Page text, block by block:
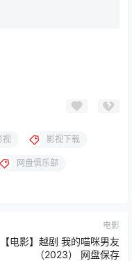
视 影视下载
网盘俱乐部
电影
【电影】越剧 我的喵咪男友
（2023） 网盘保存